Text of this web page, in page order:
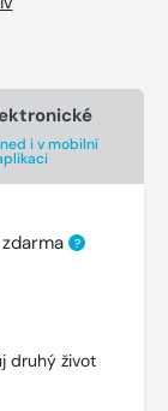
i v mobilní
?
druhý život